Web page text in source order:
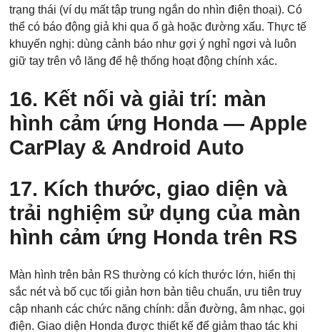
trạng thái (ví dụ mất tập trung ngắn do nhìn điện thoại). Có
thể có báo động giả khi qua ổ gà hoặc đường xấu. Thực tế
khuyến nghị: dùng cảnh báo như gợi ý nghỉ ngơi và luôn
giữ tay trên vô lăng để hệ thống hoạt động chính xác.
16. Kết nối và giải trí: màn
hình cảm ứng Honda — Apple
CarPlay & Android Auto
17. Kích thước, giao diện và
trải nghiệm sử dụng của màn
hình cảm ứng Honda trên RS
Màn hình trên bản RS thường có kích thước lớn, hiển thị
sắc nét và bố cục tối giản hơn bản tiêu chuẩn, ưu tiên truy
cập nhanh các chức năng chính: dẫn đường, âm nhạc, gọi
điện. Giao diện Honda được thiết kế để giảm thao tác khi
Điện thoại di động*
10 của 10 Ký tự còn lại